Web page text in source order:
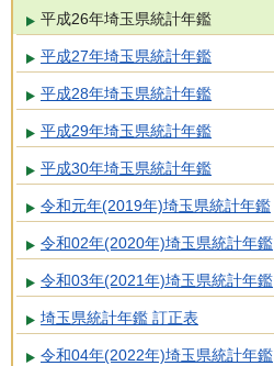
平成26年埼玉県統計年鑑
平成27年埼玉県統計年鑑
平成28年埼玉県統計年鑑
平成29年埼玉県統計年鑑
平成30年埼玉県統計年鑑
令和元年(2019年)埼玉県統計年鑑
令和02年(2020年)埼玉県統計年鑑
令和03年(2021年)埼玉県統計年鑑
埼玉県統計年鑑 訂正表
令和04年(2022年)埼玉県統計年鑑